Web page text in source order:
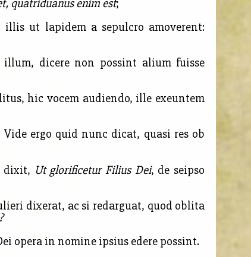
quatriduanus enim est;
ut lapidem a sepulcro amoverent:
dicere non possint alium fuisse
hic vocem audiendo, ille exeuntem
Vide ergo quid nunc dicat, quasi res ob
dixit, Ut glorificetur Filius Dei, de seipso
dixerat, ac si redarguat, quod oblita
opera in nomine ipsius edere possint.